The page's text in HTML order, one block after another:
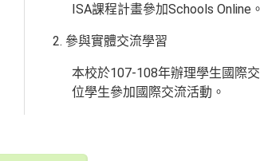
ISA課程計畫參加Schools Online。
參與實體交流學習
本校於107-108年辦理學生國際
位學生參加國際交流活動。